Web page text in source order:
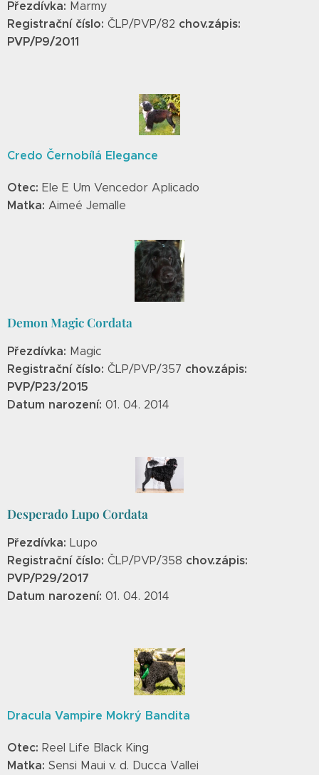
Přezdívka: Marmy
Registrační číslo: ČLP/PVP/82 chov.zápis:
PVP/P9/2011
Credo Černobílá Elegance
Otec: Ele E Um Vencedor Aplicado
Matka: Aimeé Jemalle
Demon Magic Cordata
Přezdívka: Magic
Registrační číslo: ČLP/PVP/357 chov.zápis:
PVP/P23/2015
Datum narození: 01. 04. 2014
Desperado Lupo Cordata
Přezdívka: Lupo
Registrační číslo: ČLP/PVP/358 chov.zápis:
PVP/P29/2017
Datum narození: 01. 04. 2014
Dracula Vampire Mokrý Bandita
Otec: Reel Life Black King
Matka: Sensi Maui v. d. Ducca Vallei